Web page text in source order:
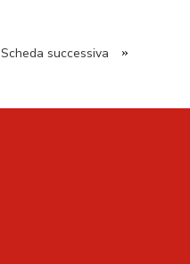
Scheda successiva »